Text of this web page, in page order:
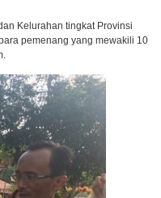
Kelurahan tingkat Provinsi
pemenang yang mewakili 10